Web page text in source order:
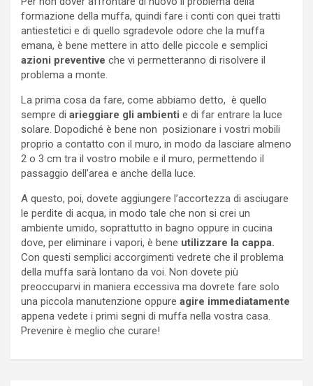
formazione della muffa, quindi fare i conti con quei tratti
antiestetici e di quello sgradevole odore che la muffa
emana, è bene mettere in atto delle piccole e semplici
azioni preventive che vi permetteranno di risolvere il
problema a monte.
La prima cosa da fare, come abbiamo detto, è quello
sempre di arieggiare gli ambienti e di far entrare la luce
solare. Dopodiché è bene non posizionare i vostri mobili
proprio a contatto con il muro, in modo da lasciare almeno
2 o 3 cm tra il vostro mobile e il muro, permettendo il
passaggio dell’area e anche della luce.
A questo, poi, dovete aggiungere l’accortezza di asciugare
le perdite di acqua, in modo tale che non si crei un
ambiente umido, soprattutto in bagno oppure in cucina
dove, per eliminare i vapori, è bene utilizzare la cappa.
Con questi semplici accorgimenti vedrete che il problema
della muffa sarà lontano da voi. Non dovete più
preoccuparvi in maniera eccessiva ma dovrete fare solo
una piccola manutenzione oppure agire immediatamente
appena vedete i primi segni di muffa nella vostra casa.
Prevenire è meglio che curare!